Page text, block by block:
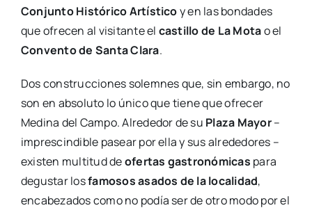
Conjunto Histórico Artísticoy en las bondades
que ofrecen al visitante el castillo de La Motao el
Convento de Santa Clara.
Dos construcciones solemnes que, sin embargo, no
son en absoluto lo único que tiene que ofrecer
Medina del Campo. Alrededor de su Plaza Mayor–
imprescindible pasear por ella y sus alrededores –
existen multitud deofertas gastronómicas para
degustar losfamosos asados de la localidad,
encabezados como no podía ser de otro modo por el